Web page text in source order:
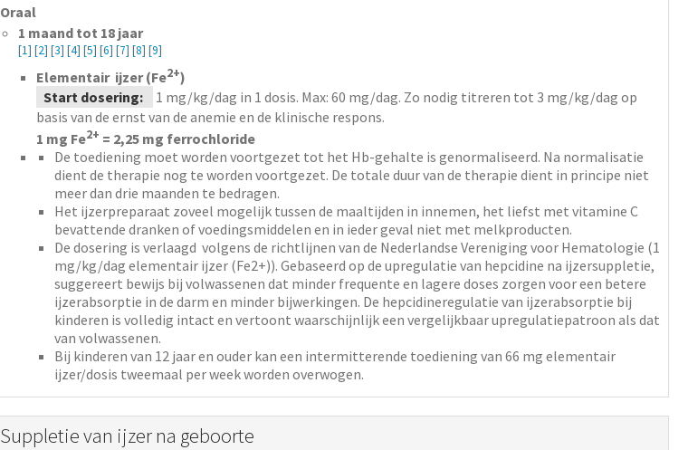
Oraal
1 maand tot 18 jaar
[1] [2] [3] [4] [5] [6] [7] [8] [9]
Elementair ijzer (Fe2+)
Start dosering:
1 mg/kg/dag in 1 dosis. Max: 60 mg/dag. Zo nodig titreren tot 3 mg/kg/dag op
basis van de ernst van de anemie en de klinische respons.
1 mg Fe2+ = 2,25 mg ferrochloride
De toediening moet worden voortgezet tot het Hb-gehalte is genormaliseerd. Na normalisatie
dient de therapie nog te worden voortgezet. De totale duur van de therapie dient in principe niet
meer dan drie maanden te bedragen.
Het ijzerpreparaat zoveel mogelijk tussen de maaltijden in innemen, het liefst met vitamine C
bevattende dranken of voedingsmiddelen en in ieder geval niet met melkproducten.
De dosering is verlaagd volgens de richtlijnen van de Nederlandse Vereniging voor Hematologie (1
mg/kg/dag elementair ijzer (Fe2+)). Gebaseerd op de upregulatie van hepcidine na ijzersuppletie,
suggereert bewijs bij volwassenen dat minder frequente en lagere doses zorgen voor een betere
ijzerabsorptie in de darm en minder bijwerkingen. De hepcidineregulatie van ijzerabsorptie bij
kinderen is volledig intact en vertoont waarschijnlijk een vergelijkbaar upregulatiepatroon als dat
van volwassenen.
Bij kinderen van 12 jaar en ouder kan een intermitterende toediening van 66 mg elementair
ijzer/dosis tweemaal per week worden overwogen.
Suppletie van ijzer na geboorte